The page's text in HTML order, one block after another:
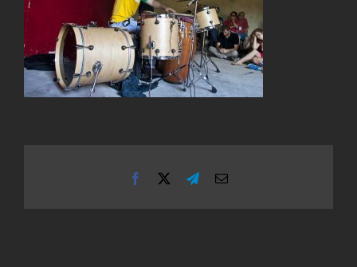
Facebook TelegramEmail